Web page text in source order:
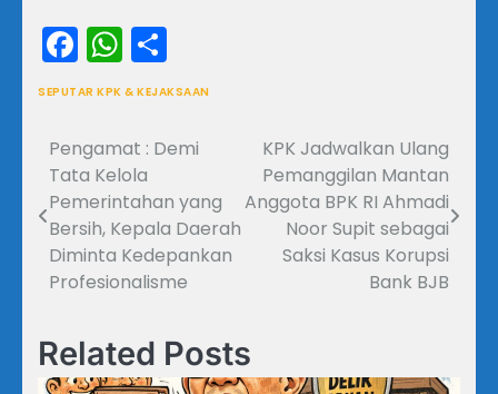
Facebook
WhatsApp
SEPUTAR KPK & KEJAKSAAN
Navigasi
pos
Pengamat : Demi
Tata Kelola
Pemerintahan yang
Bersih, Kepala Daerah
Diminta Kedepankan
Profesionalisme
KPK Jadwalkan Ulang
Pemanggilan Mantan
Anggota BPK RI Ahmadi
Noor Supit sebagai
Saksi Kasus Korupsi
Bank BJB
Related Posts